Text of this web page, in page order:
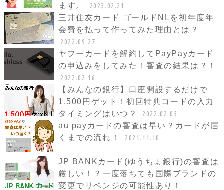
ます。
2023.02.21
三井住友カード ゴールドNLを初年度年
会費を払って作ってみた理由とは？
2022.09.27
ヤフーカードを解約してPayPayカード
の申込みをしてみた！審査の結果は？！
2022.02.16
【みんなの銀行】口座開設するだけで
1,500円ゲット！初回特典コードの入力
タイミングはいつ？
2022.02.05
au payカードの審査は早い？カードが届
くまでの流れ！
2021.11.10
JP BANKカード(ゆうちょ銀行)の審査は
厳しい！？一度落ちても国際ブランドの
変更でリベンジの可能性あり！